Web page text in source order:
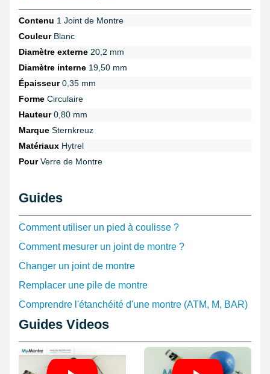
Contenu 1 Joint de Montre
CouleurBlanc
Diamètre externe 20,2 mm
Diamètre interne 19,50 mm
Épaisseur0,35 mm
Forme Circulaire
Hauteur0,80 mm
Marque Sternkreuz
Matériaux Hytrel
PourVerre de Montre
Guides
Comment utiliser un pied à coulisse ?
Comment mesurer un joint de montre ?
Changer un joint de montre
Remplacer une pile de montre
Comprendre l'étanchéité d'une montre (ATM, M, BAR)
Guides Videos